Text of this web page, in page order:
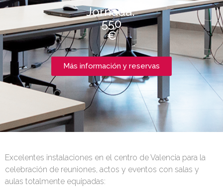
Jornada:
550
€
Más información y reservas
Excelentes instalaciones en el centro de Valencia para la
celebración de reuniones, actos y eventos con salas y
aulas totalmente equipadas: